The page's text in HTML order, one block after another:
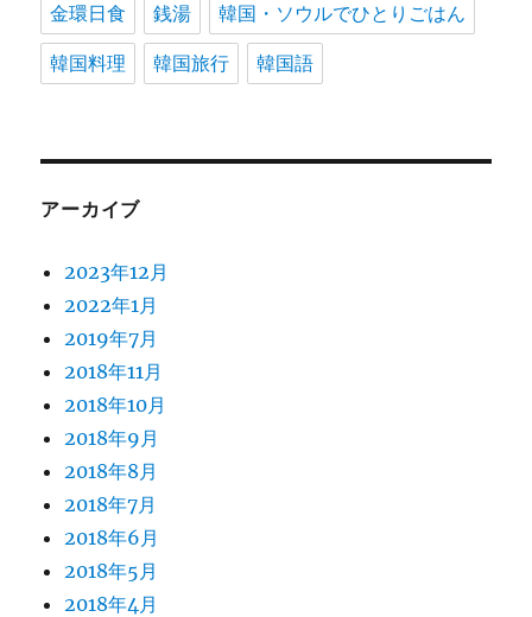
金環日食 銭湯 韓国・ソウルでひとりごはん
韓国料理 韓国旅行 韓国語
アーカイブ
2023年12月
2022年1月
2019年7月
2018年11月
2018年10月
2018年9月
2018年8月
2018年7月
2018年6月
2018年5月
2018年4月